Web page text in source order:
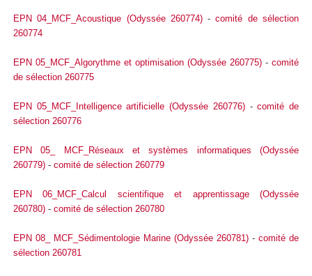
EPN 04_MCF_Acoustique (Odyssée 260774)-comité de sélection
260774
EPN 05_MCF_Algorythme et optimisation (Odyssée 260775) - comité
de sélection 260775
EPN 05_MCF_Intelligence artificielle (Odyssée 260776)-comité de
sélection 260776
EPN 05_ MCF_Réseaux et systèmes informatiques (Odyssée
260779) - comité de sélection 260779
EPN 06_MCF_Calcul scientifique et apprentissage (Odyssée
260780) - comité de sélection 260780
EPN 08_ MCF_Sédimentologie Marine (Odyssée 260781) - comité de
sélection 260781